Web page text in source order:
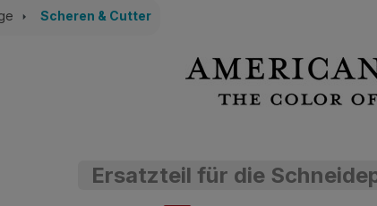
Scheren & Cutter
Ersatzteil für die